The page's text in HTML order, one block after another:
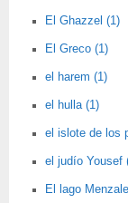
El Ghazzel (1)
El Greco (1)
el harem (1)
el hulla (1)
el islote de los
el judío Yousef
El lago